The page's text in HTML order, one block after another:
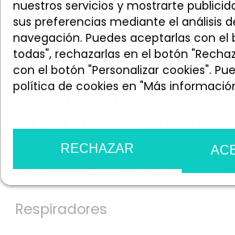
nuestros servicios y mostrarte
sus preferencias mediante el análisis
navegación. Puedes aceptarlas con el
todas", rechazarlas en el botón
con el botón "Personalizar cookies".
política de cookies en "Más
RECHAZAR
esenciales en entornos de
que permiten transportar y
rápidamente a un
de paro cardíaco repentino.
para garantizar un acceso
desfibrilador cuando cada
Respiradores